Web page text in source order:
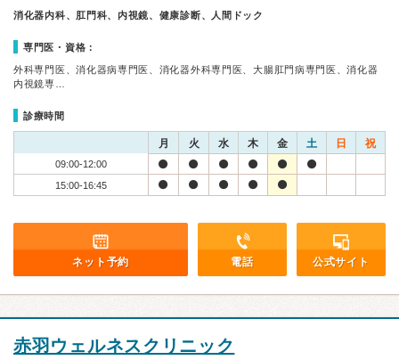
消化器内科、肛門科、内視鏡、健康診断、人間ドック
専門医・資格：
外科専門医、消化器病専門医、消化器外科専門医、大腸肛門病専門医、消化器
内視鏡専…
診療時間
月 火 水 木 金 土 日 祝
09:00-12:00
15:00-16:45
ネット予約 電話 公式サイト
赤羽ウェルネスクリニック